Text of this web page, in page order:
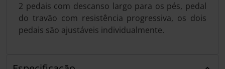
2 pedais com descanso largo para os pés, pedal
do travão com resistência progressiva, os dois
pedais são ajustáveis individualmente.